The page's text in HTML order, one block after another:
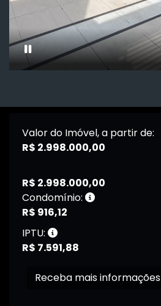
Valor do Imóvel, a partir de:
R$ 2.998.000,00
R$ 2.998.000,00
Condomínio:
R$ 916,12
IPTU:
R$ 7.591,88
Receba mais informações